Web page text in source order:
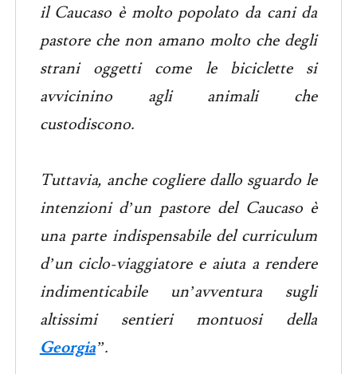
il Caucaso è molto popolato da cani da
pastore che non amano molto che degli
strani oggetti come le biciclette si
avvicinino agli animali che
custodiscono.
Tuttavia, anche cogliere dallo sguardo le
intenzioni d’un pastore del Caucaso è
una parte indispensabile del curriculum
d’un ciclo-viaggiatore e aiuta a rendere
indimenticabile un’avventura sugli
altissimi sentieri montuosi della
Georgia”.